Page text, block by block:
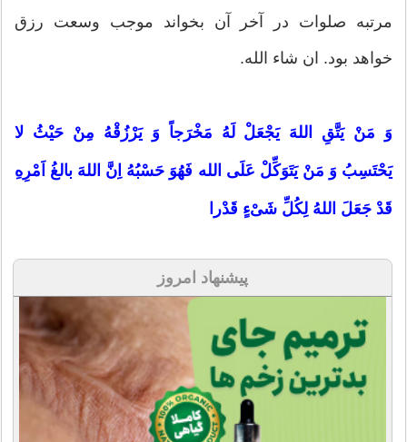
مرتبه صلوات در آخر آن بخواند موجب وسعت رزق
خواهد بود. ان شاء الله.
وَ مَنْ یَتَّقِ اللهَ یَجْعَلْ لَهُ مَخْرَجاً وَ یَرْزُقْهُ مِنْ حَیْثُ لا
یَحْتَسِبُ وَ مَنْ یَتَوَکِّلْ عَلَی الله فَهُوَ حَسْبُهُ اِنَّ اللهَ بالغُ اَمْرِهِ
قَدْ جَعَلَ اللهُ لِکُلِّ شَیْءٍ قَدْرا
پیشنهاد امروز